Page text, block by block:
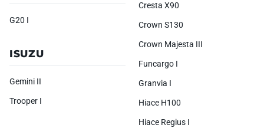
G20 I
ISUZU
Gemini II
Trooper I
Cresta X90
Crown S130
Crown Majesta III
Funcargo I
Granvia I
Hiace H100
Hiace Regius I